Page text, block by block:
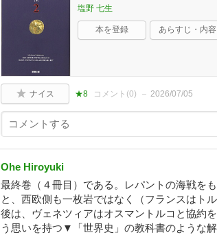
塩野 七生
本を登録 あらすじ・内容
ナイス ★8 コメント(0) 2026/07/05
Ohe Hiroyuki
最終巻（４冊目）である。レパントの海戦を
と、西欧側も一枚岩ではなく（フランスはト
後は、ヴェネツィアはオスマントルコと協約
う思いを持つ▼「世界史」の教科書のような